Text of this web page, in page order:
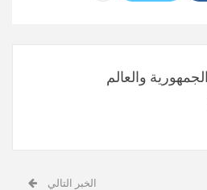
والعالم
الخبر التالي